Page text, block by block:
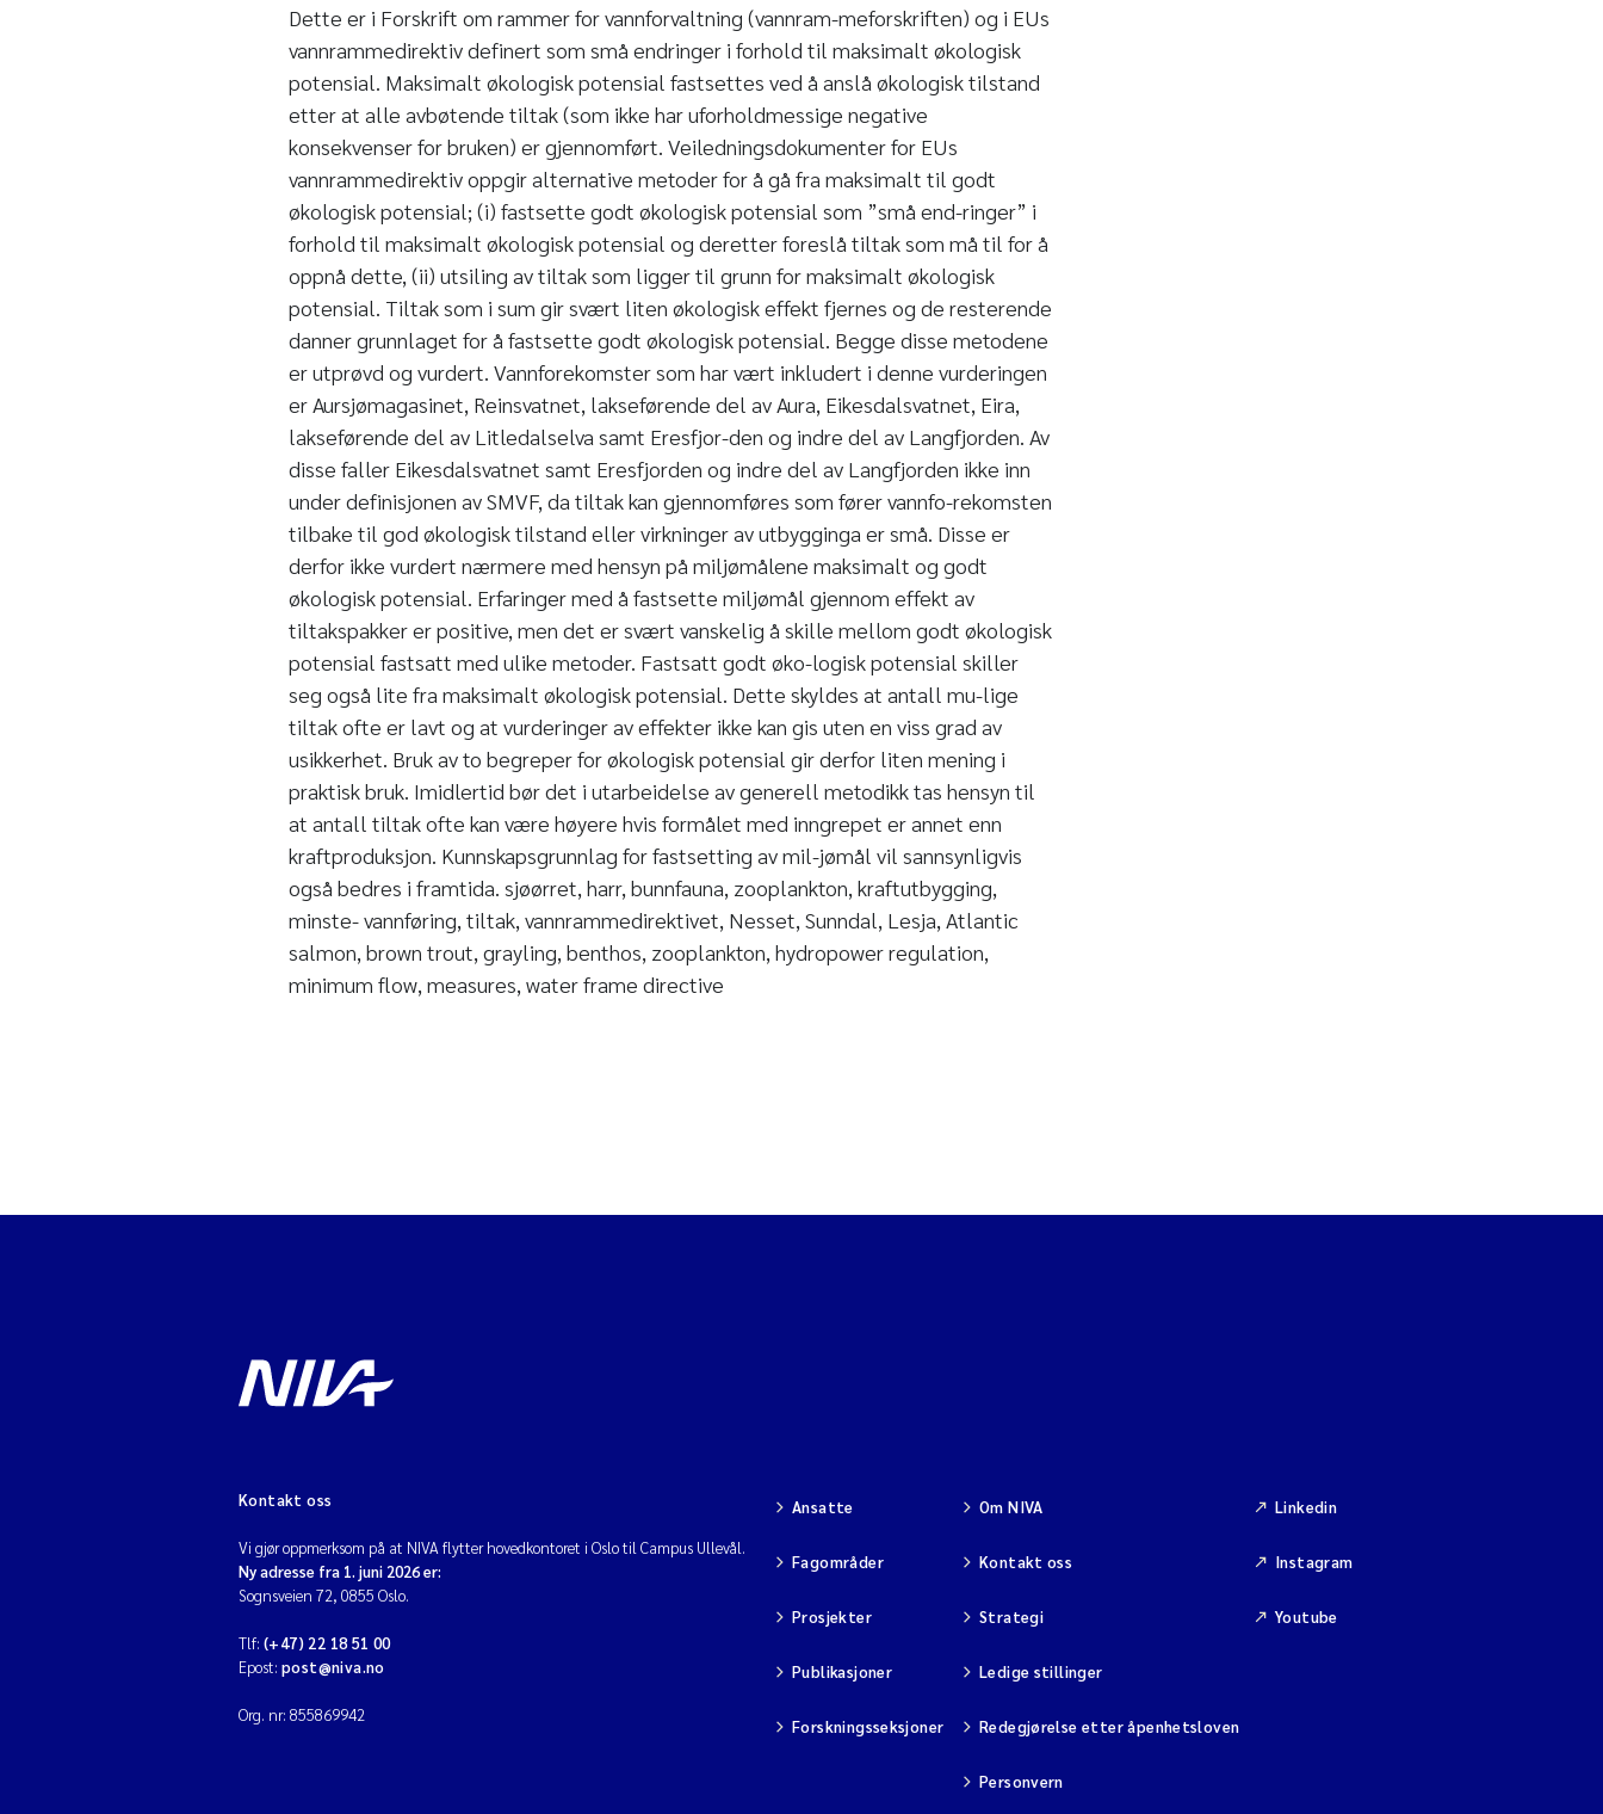
Dette er i Forskrift om rammer for vannforvaltning (vannram-meforskriften) og i EUs
vannrammedirektiv definert som små endringer i forhold til maksimalt økologisk
potensial. Maksimalt økologisk potensial fastsettes ved å anslå økologisk tilstand
etter at alle avbøtende tiltak (som ikke har uforholdmessige negative
konsekvenser for bruken) er gjennomført. Veiledningsdokumenter for EUs
vannrammedirektiv oppgir alternative metoder for å gå fra maksimalt til godt
økologisk potensial; (i) fastsette godt økologisk potensial som ”små end-ringer” i
forhold til maksimalt økologisk potensial og deretter foreslå tiltak som må til for å
oppnå dette, (ii) utsiling av tiltak som ligger til grunn for maksimalt økologisk
potensial. Tiltak som i sum gir svært liten økologisk effekt fjernes og de resterende
danner grunnlaget for å fastsette godt økologisk potensial. Begge disse metodene
er utprøvd og vurdert. Vannforekomster som har vært inkludert i denne vurderingen
er Aursjømagasinet, Reinsvatnet, lakseførende del av Aura, Eikesdalsvatnet, Eira,
lakseførende del av Litledalselva samt Eresfjor-den og indre del av Langfjorden. Av
disse faller Eikesdalsvatnet samt Eresfjorden og indre del av Langfjorden ikke inn
under definisjonen av SMVF, da tiltak kan gjennomføres som fører vannfo-rekomsten
tilbake til god økologisk tilstand eller virkninger av utbygginga er små. Disse er
derfor ikke vurdert nærmere med hensyn på miljømålene maksimalt og godt
økologisk potensial. Erfaringer med å fastsette miljømål gjennom effekt av
tiltakspakker er positive, men det er svært vanskelig å skille mellom godt økologisk
potensial fastsatt med ulike metoder. Fastsatt godt øko-logisk potensial skiller
seg også lite fra maksimalt økologisk potensial. Dette skyldes at antall mu-lige
tiltak ofte er lavt og at vurderinger av effekter ikke kan gis uten en viss grad av
usikkerhet. Bruk av to begreper for økologisk potensial gir derfor liten mening i
praktisk bruk. Imidlertid bør det i utarbeidelse av generell metodikk tas hensyn til
at antall tiltak ofte kan være høyere hvis formålet med inngrepet er annet enn
kraftproduksjon. Kunnskapsgrunnlag for fastsetting av mil-jømål vil sannsynligvis
også bedres i framtida. sjøørret, harr, bunnfauna, zooplankton, kraftutbygging,
minste- vannføring, tiltak, vannrammedirektivet, Nesset, Sunndal, Lesja, Atlantic
salmon, brown trout, grayling, benthos, zooplankton, hydropower regulation,
minimum flow, measures, water frame directive
Kontakt oss
Vi gjør oppmerksom på at NIVA flytter hovedkontoret i Oslo til Campus Ullevål.
Ny adresse fra 1. juni 2026 er:
Sognsveien 72, 0855 Oslo.
Tlf: (+47) 22 18 51 00
Epost: post@niva.no
Org. nr: 855869942
Ansatte
Fagområder
Prosjekter
Publikasjoner
Forskningsseksjoner
Om NIVA
Kontakt oss
Strategi
Ledige stillinger
Redegjørelse etter åpenhetsloven
Personvern
Linkedin
Instagram
Youtube